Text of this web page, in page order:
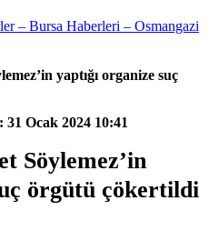
– Bursa Haberleri – Osmangazi
yaptığı organize suç
31 Ocak 2024 10:41
Söylemez’in
örgütü çökertildi